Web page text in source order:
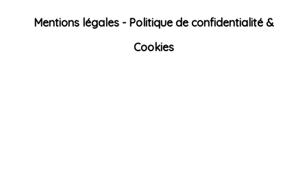
Mentions légales - Politique de confidentialité &
Cookies